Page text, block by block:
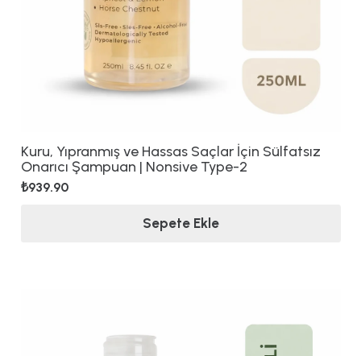
Kuru, Yıpranmış ve Hassas Saçlar İçin Sülfatsız
Onarıcı Şampuan | Nonsive Type-2
₺939.90
Sepete Ekle